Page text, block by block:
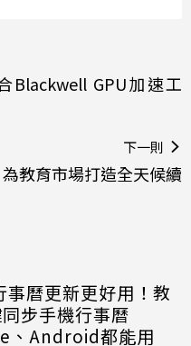
Blackwell GPU加速工
下一則
教育市場打造全天候續
事曆更新更好用！教
步手機行事曆
、Android都能用